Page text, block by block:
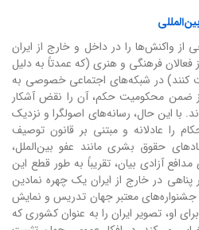
از واکنش‌ها را در داخل و خارج از ایران
فرهنگی و هنری (که عمدتاً به دلیل
کنند) در شبکه‌های اجتماعی خصوصی به
نیز ضمن محکومیت حکم، آن را نقض آشکار
با این حال، رسانه‌های اصولگرا و نزدیک
را عادلانه و مبتنی بر قانون توصیف
حقوق بشری مانند عفو بین‌الملل،
آزادی بیان، تقریباً به طور قطع این
در خارج از ایران یک چهره نمادین
جشنواره‌های معتبر جهان تدریس و نمایش
او، تصویر ایران را به عنوان کشوری که